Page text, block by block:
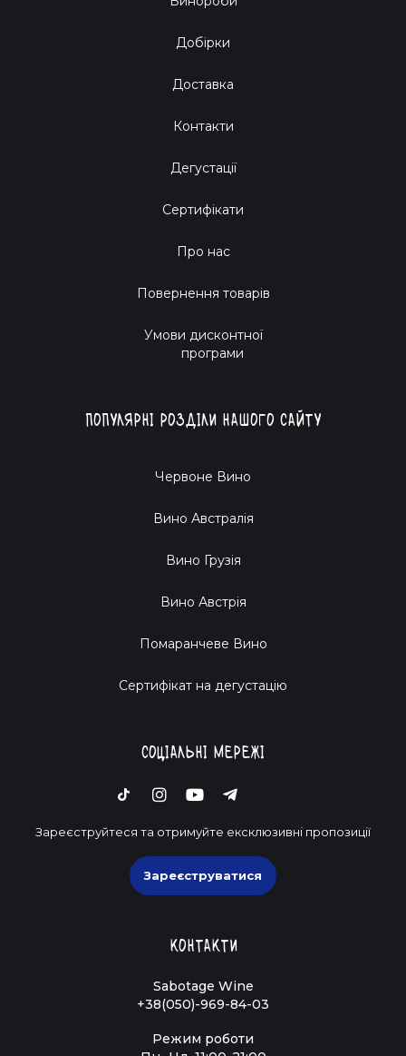
Добірки
Доставка
Контакти
Дегустації
Сертифікати
Про нас
Повернення товарів
Умови дисконтної
програми
Популярні розділи нашого сайту
Червоне Вино
Вино Австралія
Вино Грузія
Вино Австрія
Помаранчеве Вино
Cертифікат на дегустацію
Соціальні мережі
Зареєструйтеся та отримуйте ексклюзивні пропозиції
Зареєструватися
Контакти
Sabotage Wine
+38(050)-969-84-03
Режим роботи